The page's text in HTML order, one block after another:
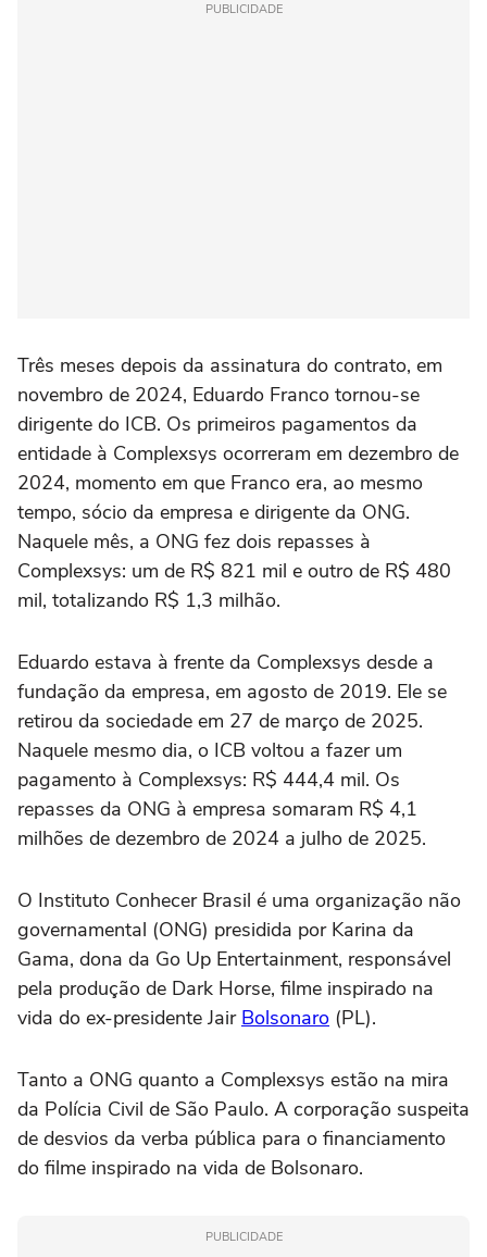
PUBLICIDADE
Três meses depois da assinatura do contrato, em
novembro de 2024, Eduardo Franco tornou-se
dirigente do ICB. Os primeiros pagamentos da
entidade à Complexsys ocorreram em dezembro de
2024, momento em que Franco era, ao mesmo
tempo, sócio da empresa e dirigente da ONG.
Naquele mês, a ONG fez dois repasses à
Complexsys: um de R$ 821 mil e outro de R$ 480
mil, totalizando R$ 1,3 milhão.
Eduardo estava à frente da Complexsys desde a
fundação da empresa, em agosto de 2019. Ele se
retirou da sociedade em 27 de março de 2025.
Naquele mesmo dia, o ICB voltou a fazer um
pagamento à Complexsys: R$ 444,4 mil. Os
repasses da ONG à empresa somaram R$ 4,1
milhões de dezembro de 2024 a julho de 2025.
O Instituto Conhecer Brasil é uma organização não
governamental (ONG) presidida por Karina da
Gama, dona da Go Up Entertainment, responsável
pela produção de Dark Horse, filme inspirado na
vida do ex-presidente Jair Bolsonaro (PL).
Tanto a ONG quanto a Complexsys estão na mira
da Polícia Civil de São Paulo. A corporação suspeita
de desvios da verba pública para o financiamento
do filme inspirado na vida de Bolsonaro.
PUBLICIDADE